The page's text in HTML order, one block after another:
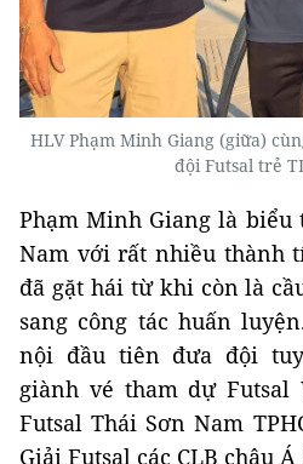
HLV Phạm Minh Giang (giữa)
đội Futsal trẻ
Phạm Minh Giang là biểu
Nam với rất nhiều thành
đã gặt hái từ khi còn là
sang công tác huấn
nội đầu tiên đưa đội
giành vé tham dự Futsal
Futsal Thái Sơn Nam
Giải Futsal các CLB châu Á